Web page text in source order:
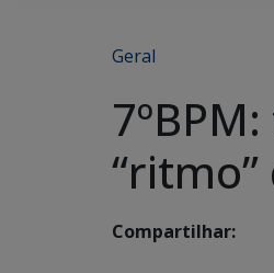
Geral
Compartilhar: